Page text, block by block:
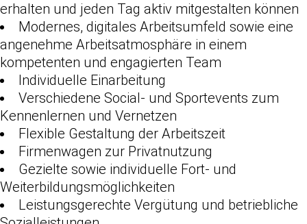
erhalten und jeden Tag aktiv mitgestalten können
Modernes, digitales Arbeitsumfeld sowie eine
angenehme Arbeitsatmosphäre in einem
kompetenten und engagierten Team
Individuelle Einarbeitung
Verschiedene Social- und Sportevents zum
Kennenlernen und Vernetzen
Flexible Gestaltung der Arbeitszeit
Firmenwagen zur Privatnutzung
Gezielte sowie individuelle Fort- und
Weiterbildungsmöglichkeiten
Leistungsgerechte Vergütung und betriebliche